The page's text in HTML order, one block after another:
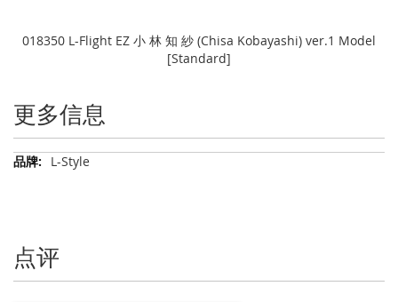
018350 L-Flight EZ 小 林 知 紗 (Chisa Kobayashi) ver.1 Model
[Standard]
更多信息
更
L-Style
点评